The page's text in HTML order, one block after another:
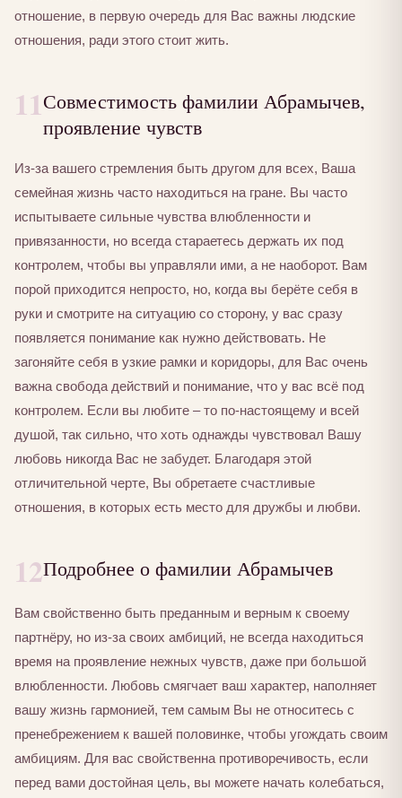
отношение, в первую очередь для Вас важны людские
отношения, ради этого стоит жить.
11Совместимость фамилии Абрамычев,
проявление чувств
Из-за вашего стремления быть другом для всех, Ваша
семейная жизнь часто находиться на гране. Вы часто
испытываете сильные чувства влюбленности и
привязанности, но всегда стараетесь держать их под
контролем, чтобы вы управляли ими, а не наоборот. Вам
порой приходится непросто, но, когда вы берёте себя в
руки и смотрите на ситуацию со сторону, у вас сразу
появляется понимание как нужно действовать. Не
загоняйте себя в узкие рамки и коридоры, для Вас очень
важна свобода действий и понимание, что у вас всё под
контролем. Если вы любите – то по-настоящему и всей
душой, так сильно, что хоть однажды чувствовал Вашу
любовь никогда Вас не забудет. Благодаря этой
отличительной черте, Вы обретаете счастливые
отношения, в которых есть место для дружбы и любви.
12Подробнее о фамилии Абрамычев
Вам свойственно быть преданным и верным к своему
партнёру, но из-за своих амбиций, не всегда находиться
время на проявление нежных чувств, даже при большой
влюбленности. Любовь смягчает ваш характер, наполняет
вашу жизнь гармонией, тем самым Вы не относитесь с
пренебрежением к вашей половинке, чтобы угождать своим
амбициям. Для вас свойственна противоречивость, если
перед вами достойная цель, вы можете начать колебаться,